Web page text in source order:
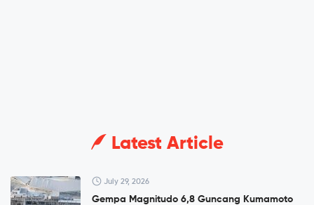
Latest Article
July 29, 2026
Gempa Magnitudo 6,8 Guncang Kumamoto